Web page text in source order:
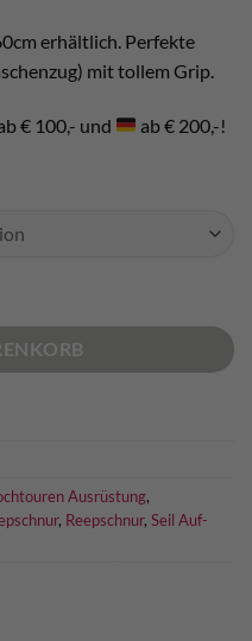
erhältlich. Perfekte
mit tollem Grip.
€ 100,- und ab € 200,-!
Ausrüstung,
, Reepschnur, Seil Auf-